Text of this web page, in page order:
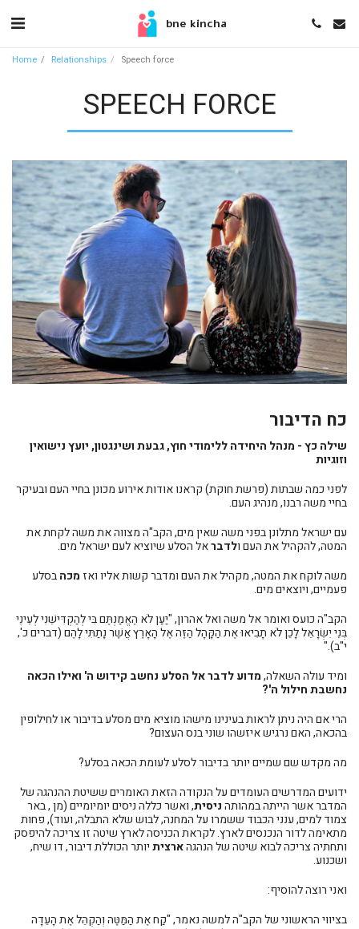
bne kincha
Home Relationships Speech force
SPEECH FORCE
כח הדיבור
שילה כץ- מנהל היחידה ללימודי חוץ, גבעת ושינגטון, יועץ נישואין
וזוגיות
לפני כמה שבתות (פרשת חוקת) קראנו אודות אירוע מכונן בחיי העם ובעיקר
בחיי משה רבנו, מנהיג העם.
עם ישראל מתלונן בפני משה שאין מים, הקב"ה מצווה את משה לקחת את
המטה, להקהיל את העם ולדבראל הסלע שיוציא לעם ישראל מים.
משה לוקח את המטה, מקהיל את העם ומדבר קשות אליו ואז מכהבסלע
פעמיים, ויוצאים מים.
הקב"ה כועס ואומר אל משה ואל אהרון, "יַעַן לֹא הֶאֱמַנְתֶּם בִּי לְהַקְדִּישֵׁנִי לְעֵינֵי
בְּנֵי יִשְׂרָאֵל לָכֵן לֹא תָבִיאוּ אֶת הַקָּהָל הַזֶּה אֶל הָאָרֶץ אֲשֶׁר נָתַתִּי לָהֶם (דברים כ',
י"ב)."
ומיד עולה השאלה,מדוע לדבר אל הסלע נחשב קידוש ה' ואילו הכאה
נחשבת חילול ה'?
הרי אם היה ניתן לראות בעינינו מישהו מוציא מים מסלע בדיבור או לחילופין
בהכאה, האם נרגיש איזשהו שוני בנס העצום?
מה מקדש שם שמיים יותר בדיבור לסלע לעומת הכאה בסלע?
ידועים המדרשים העומדים על הנקודה הזאת האומרים ששיטת ההנהגה של
המדבר אשר הייתה במהותהניסית, ואשר כללה ניסים יומיומיים (מן , באר
צמוד למים, ענני הכבוד ששמרו על המחנה, לבוש שלא התבלה, ועוד), פחות
מתאימה לדור הנכנסים לארץ. לקראת הכניסה לארץ שיטה זו צריכה להיפסק
ותחתיה צריכה לבוא שיטה של הנהגהארציתיותר הכוללת דיבור, דו שיח,
ושכנוע.
ואני רוצה להוסיף:
בציווי הראשוני של הקב"ה למשה נאמר, "קַח אֶת הַמַּטֶּה וְהַקְהֵל אֶת הָעֵדָה